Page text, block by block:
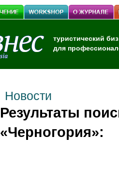
туристический
для
Новости
Результаты
«Черногория»: